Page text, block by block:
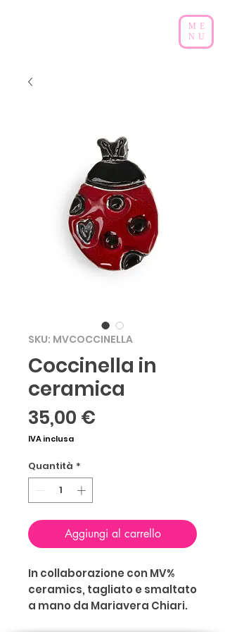
ME
NU
SKU: MVCOCCINELLA
Coccinella in
ceramica
35,00 €
IVA inclusa
Quantità *
Aggiungi al carrello
In collaborazione con MV%
ceramics, tagliato e smaltato
a mano da Mariavera Chiari.